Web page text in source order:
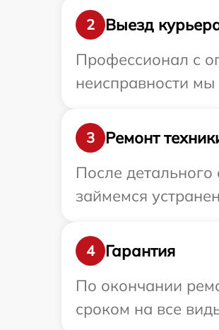
2
Выезд
Профессионал с
неисправности мы
3
Ремонт
После
займемся
4
Гарантия
По окончании
сроком на все